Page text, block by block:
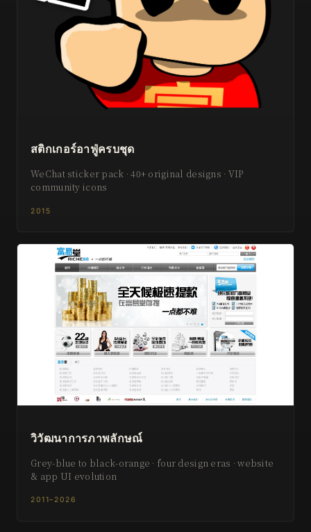
สติกเกอร์อาฟู่ครบชุด
WeChat sticker pack · 40+ original designs · VIP
community icons
2015
วิวัฒนาการภาพลักษณ์
Grey-blue to black-orange · four design eras · website
& app UI evolution
2011–2026